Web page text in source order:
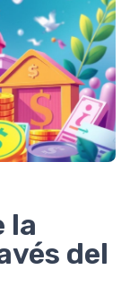
la
del